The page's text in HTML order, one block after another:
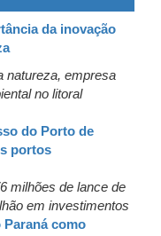
da inovação
natureza, empresa
no litoral
do Porto de
portos
milhões de lance de
em investimentos
como